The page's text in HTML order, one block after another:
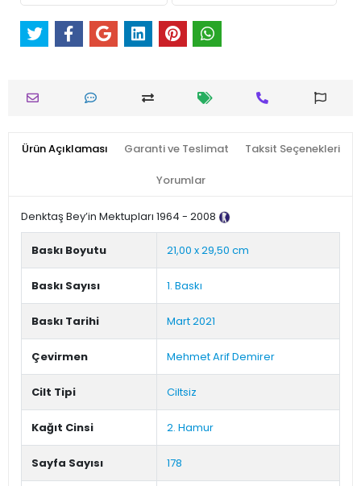
Ürün Açıklaması Garanti ve Teslimat Taksit Seçenekleri
Yorumlar
Denktaş Bey’in Mektupları 1964 - 2008
Baskı Boyutu 21,00 x 29,50 cm
Baskı Sayısı 1. Baskı
Baskı Tarihi Mart 2021
Çevirmen Mehmet Arif Demirer
Cilt Tipi Ciltsiz
Kağıt Cinsi 2. Hamur
Sayfa Sayısı 178